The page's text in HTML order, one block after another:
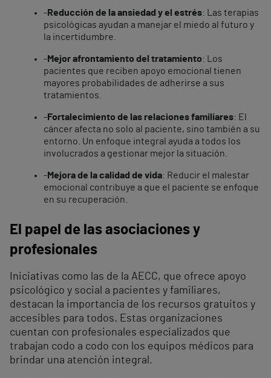
-Reducción de la ansiedad y el estrés: Las terapias
psicológicas ayudan a manejar el miedo al futuro y
la incertidumbre.
-Mejor afrontamiento del tratamiento: Los
pacientes que reciben apoyo emocional tienen
mayores probabilidades de adherirse a sus
tratamientos.
-Fortalecimiento de las relaciones familiares: El
cáncer afecta no solo al paciente, sino también a su
entorno. Un enfoque integral ayuda a todos los
involucrados a gestionar mejor la situación.
-Mejora de la calidad de vida: Reducir el malestar
emocional contribuye a que el paciente se enfoque
en su recuperación.
El papel de las asociaciones y
profesionales
Iniciativas como las de la AECC, que ofrece apoyo
psicológico y social a pacientes y familiares,
destacan la importancia de los recursos gratuitos y
accesibles para todos. Estas organizaciones
cuentan con profesionales especializados que
trabajan codo a codo con los equipos médicos para
brindar una atención integral.